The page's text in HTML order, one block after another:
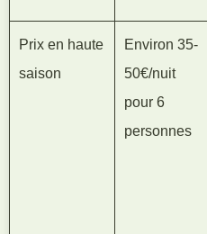
Prix en haute
saison
Environ 35-
50€/nuit
pour 6
personnes